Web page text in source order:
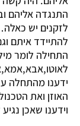
התנגדה אליהם
לזקנים יש
להתיידד איתם
התחילה לומר
ידענו מהתחלה
האוזן ואת
וידענו שאכן